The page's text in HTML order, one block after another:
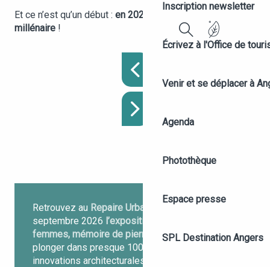
Inscription newsletter
Écrivez à l'Office de
Venir et se déplacer à
Agenda
Photothèque
Espace presse
SPL Destination Angers
Recherche
Et ce n’est qu’un début : en 2028, l’abbaye fêtera son
millénaire !
Retrouvez au Repaire Urbain
jusqu’au 20
septembre 2026 l’exposition Mémoire de
femmes, mémoire de pierres
qui permet de se
plonger dans presque 1000 ans d’histoire, entre
innovations architecturales et décors